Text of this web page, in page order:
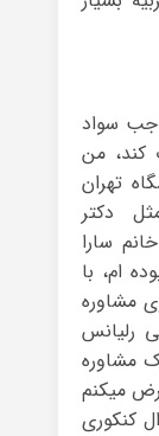
سواد
کند، من
تهران
دکتر
سارا
ام، با
مشاوره
رلیانس
مشاوره
میکنم
۳۰ هزار سوال کنکوری